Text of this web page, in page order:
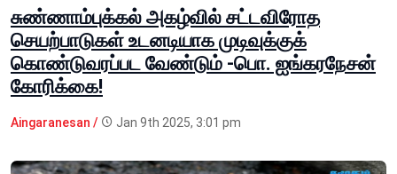
சுண்ணாம்புக்கல் அகழ்வில் சட்டவிரோத
செயற்பாடுகள் உடனடியாக முடிவுக்குக்
கொண்டுவரப்பட வேண்டும் -பொ. ஐங்கரநேசன்
கோரிக்கை!
Aingaranesan / Jan 9th 2025, 3:01 pm